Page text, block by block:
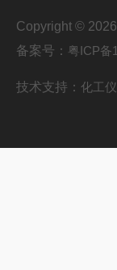
Copyright ©
备案号： 粤ICP备
技术支持： 化工